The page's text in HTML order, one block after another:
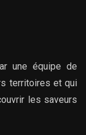
une équipe de
territoires et qui
les saveurs